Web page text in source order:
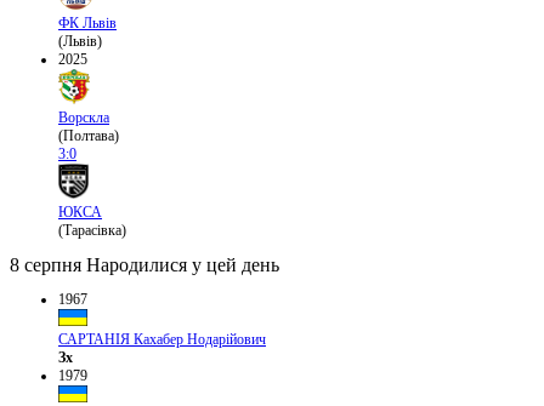
ФК Львів
(Львів)
2025
Ворскла
(Полтава)
3:0
ЮКСА
(Тарасівка)
8 серпня Народилися у цей день
1967
САРТАНІЯ Кахабер Нодарійович
Зх
1979